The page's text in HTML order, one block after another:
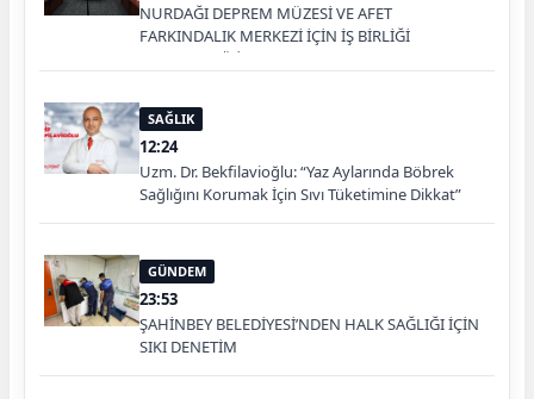
NURDAĞI DEPREM MÜZESİ VE AFET
FARKINDALIK MERKEZİ İÇİN İŞ BİRLİĞİ
PROTOKOLÜ İMZALANDI
SAĞLIK
12:24
Uzm. Dr. Bekfilavioğlu: “Yaz Aylarında Böbrek
Sağlığını Korumak İçin Sıvı Tüketimine Dikkat”
GÜNDEM
23:53
ŞAHİNBEY BELEDİYESİ’NDEN HALK SAĞLIĞI İÇİN
SIKI DENETİM